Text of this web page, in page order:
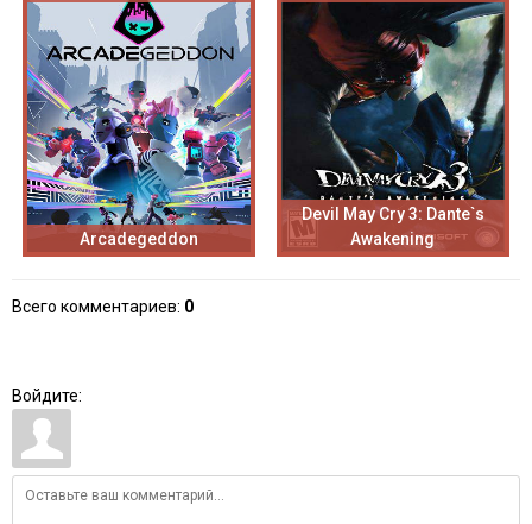
Arcadegeddon
Devil May Cry 3: Dante`s
Awakening
Всего комментариев: 0
Войдите: